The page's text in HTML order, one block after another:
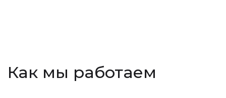
Как мы работаем